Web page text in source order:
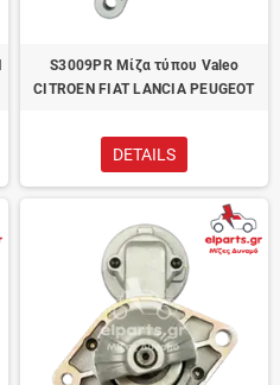
S3009PR Μίζα τύπου Valeo
CITROEN FIAT LANCIA PEUGEOT
DETAILS